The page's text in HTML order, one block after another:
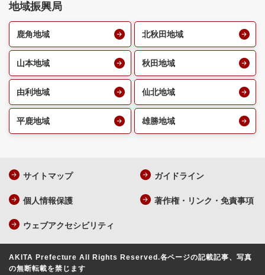
地域振興局
鹿角地域 北秋田地域
山本地域 秋田地域
由利地域 仙北地域
平鹿地域 雄勝地域
サイトマップ ガイドライン
個人情報保護 著作権・リンク・免責事項
ウェブアクセシビリティ
AKITA Prefecture All Rights Reserved.各ページの記載記事、写真
の無断転載を禁じます